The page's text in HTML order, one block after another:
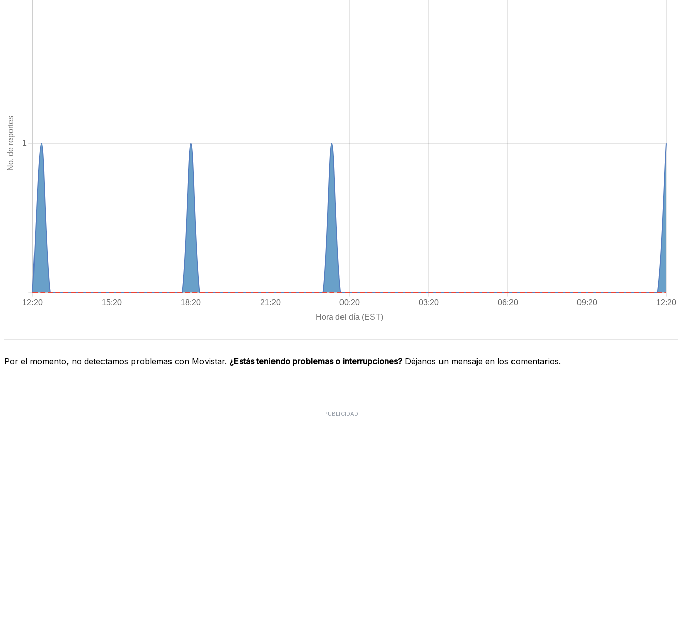
Por el momento, no detectamos problemas con Movistar. ¿Estás teniendo problemas o interrupciones? Déjanos un mensaje en los comentarios.
PUBLICIDAD